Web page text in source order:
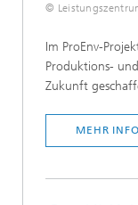
©
Im ProEnv-
Produktions-
Zukunft
MEHR INFO